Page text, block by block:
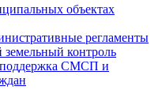
объектах
регламенты
контроль
СМСП и